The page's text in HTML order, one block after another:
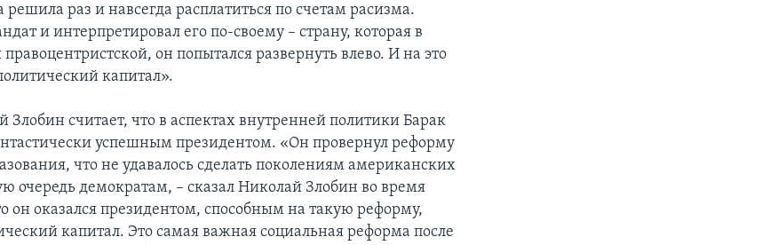
раз и навсегда расплатиться по счетам расизма.
и интерпретировал его по-своему – страну, которая в
он попытался развернуть влево. И на это
капитал».
Злобин считает, что в аспектах внутренней политики Барак
успешным президентом. «Он провернул реформу
что не удавалось сделать поколениям американских
очередь демократам, – сказал Николай Злобин во время
он оказался президентом, способным на такую реформу,
капитал. Это самая важная социальная реформа после